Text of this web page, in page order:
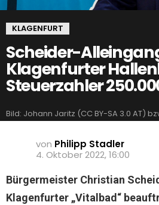
KLAGENFURT
Scheider-
Klagenfurter
Steuerzahler
Bild: Johann Jaritz (CC BY-SA 3.0 AT)
von Philipp Stadler
4. Oktober 2022, 16:00
Bürgermeister Christian
Klagenfurter „Vitalbad“